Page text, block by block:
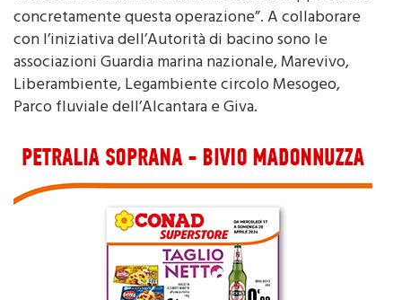
con l’iniziativa dell’Autorità di bacino sono le
associazioni Guardia marina nazionale, Marevivo,
Liberambiente, Legambiente circolo Mesogeo,
Parco fluviale dell’Alcantara e Giva.